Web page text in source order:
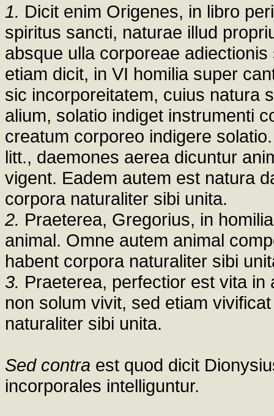
1. Dicit enim Origenes, in libro
spiritus sancti, naturae illud
absque ulla corporeae
etiam dicit, in VI homilia super
sic incorporeitatem, cuius natura
alium, solatio indiget instrumenti
creatum corporeo indigere
litt., daemones aerea dicuntur
vigent. Eadem autem est natura
corpora naturaliter sibi unita.
2. Praeterea, Gregorius, in
animal. Omne autem animal
habent corpora naturaliter sibi
3. Praeterea, perfectior est vita
non solum vivit, sed etiam
naturaliter sibi unita.
Sed contra est quod dicit
incorporales intelliguntur.